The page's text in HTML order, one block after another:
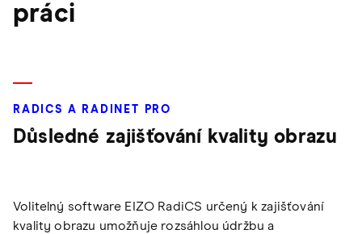
práci
RADICS A RADINET PRO
Důsledné zajišťování kvality obrazu
Volitelný software EIZO RadiCS určený k zajišťování
kvality obrazu umožňuje rozsáhlou údržbu a